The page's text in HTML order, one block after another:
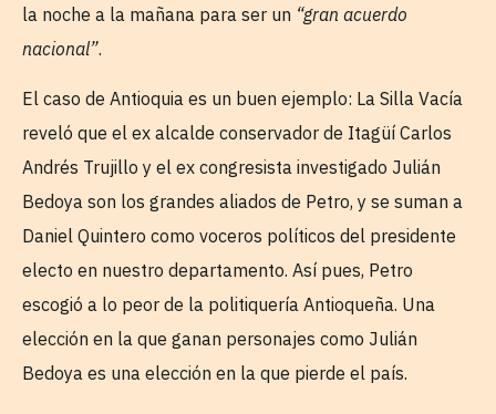
la noche a la mañana para ser un “gran acuerdo
nacional”.
El caso de Antioquia es un buen ejemplo: La Silla Vacía
reveló que el ex alcalde conservador de Itagüí Carlos
Andrés Trujillo y el ex congresista investigado Julián
Bedoya son los grandes aliados de Petro, y se suman a
Daniel Quintero como voceros políticos del presidente
electo en nuestro departamento. Así pues, Petro
escogió a lo peor de la politiquería Antioqueña. Una
elección en la que ganan personajes como Julián
Bedoya es una elección en la que pierde el país.